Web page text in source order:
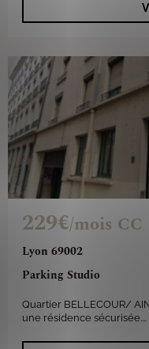
Lyon 69002
Parking Studio
229€/mois CC
Quartier BELLECOUR/
une résidence sécurisée....